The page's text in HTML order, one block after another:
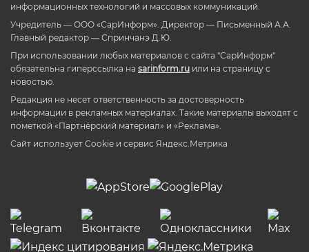
информационных технологий и массовых коммуникаций.
Учредитель — ООО «СарИнформ». Директор — Письменный А.А.
Главный редактор — Спринчанэ Д.Ю.
При использовании любых материалов с сайта "СарИнформ"
обязательна гиперссылка на sarinform.ru или на страницу с
новостью.
Редакция не несет ответственность за достоверность
информации в рекламных материалах. Такие материалы выходят с
пометкой «Партнёрский материал» и «Реклама».
Сайт использует Cookie и сервиc Яндекс.Метрика